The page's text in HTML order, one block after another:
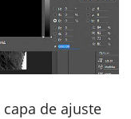
de ajuste